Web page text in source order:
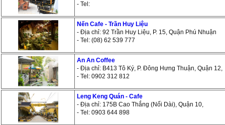
- Tel:
Nến Cafe - Trần Huy Liệu
- Địa chỉ: 92 Trần Huy Liệu, P. 15, Quận Phú Nhuận
- Tel: (08) 62 539 777
An An Coffee
- Địa chỉ: B413 Tô Ký, P. Đông Hưng Thuận, Quận 12,
- Tel: 0902 312 812
Leng Keng Quán - Cafe
- Địa chỉ: 175B Cao Thắng (Nối Dài), Quận 10,
- Tel: 0903 644 898